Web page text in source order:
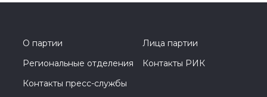
О партии
Лица партии
Региональные отделения
Контакты РИК
Контакты пресс-службы